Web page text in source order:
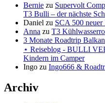
Bernie zu Supervolt
T3 Bulli – der nächste
Daniel zu SCA 500
Anna zu T3
3 Monate Roadtrip
⋆ Reiseblog - BULLI
Kindern im Camper
Ingo zu Ingo666 &
Archiv